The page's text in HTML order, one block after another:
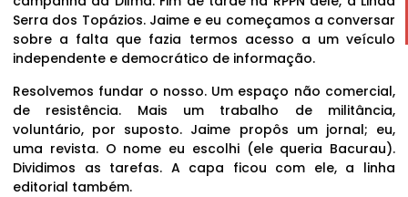
Serra dos Topázios. Jaime e eu começamos a conversar
sobre a falta que fazia termos acesso a um veículo
independente e democrático de informação.
Resolvemos fundar o nosso. Um espaço não comercial,
de resistência. Mais um trabalho de militância,
voluntário, por suposto. Jaime propôs um jornal; eu,
uma revista. O nome eu escolhi (ele queria Bacurau).
Dividimos as tarefas. A capa ficou com ele, a linha
editorial também.